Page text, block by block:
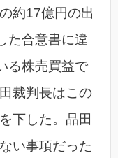
約17億円の出
た合意書に違
る株売買益で
裁判長はこの
下した。品田
い事項だった